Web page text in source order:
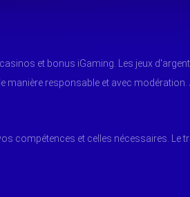
et bonus iGaming. Les jeux d'argent
manière responsable et avec modération.
compétences et celles nécessaires. Le